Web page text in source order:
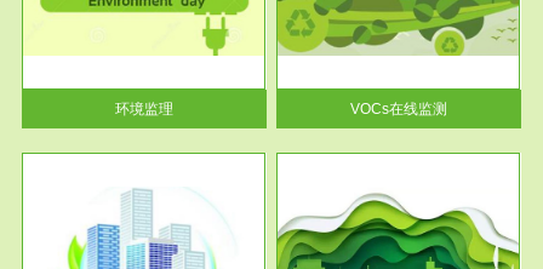
环境监理
根据《重点区域大气污染防
治“十二五”规划》有机废气净化
率达...
VOCs在线监测
服务范围